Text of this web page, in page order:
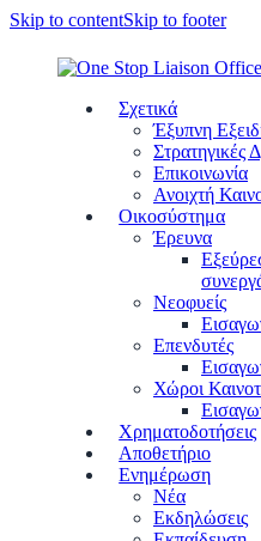
Skip to contentSkip to footer
Σχετικά
Έξυπνη
Στρατηγικές
Επικοινωνία
Ανοιχτή
Οικοσύστημα
Έρευνα
Νεοφυείς
Επενδυτές
Χώροι
Χρηματοδοτήσεις
Αποθετήριο
Ενημέρωση
Νέα
Εκδηλώσεις